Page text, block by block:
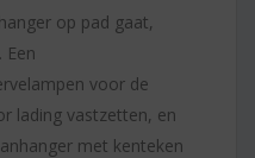
op pad gaat,
voor de
lading vastzetten, en
met kenteken